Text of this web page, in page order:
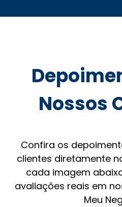
Nossos
Confira os
clientes diretamente
cada imagem
avaliações reais em
Meu